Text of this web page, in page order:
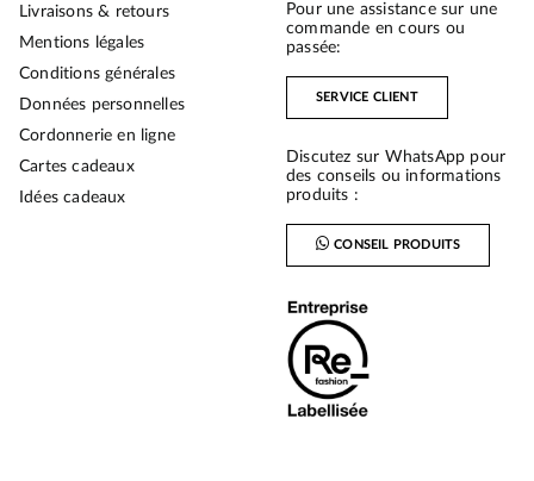
Livraisons & retours
Mentions légales
Conditions générales
Données personnelles
Cordonnerie en ligne
Cartes cadeaux
Idées cadeaux
Pour une assistance sur une
commande en cours ou
passée:
SERVICE CLIENT
Discutez sur WhatsApp pour
des conseils ou informations
produits :
CONSEIL PRODUITS